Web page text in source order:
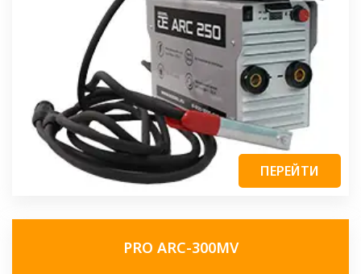
ПЕРЕЙТИ
PRO ARC-300MV